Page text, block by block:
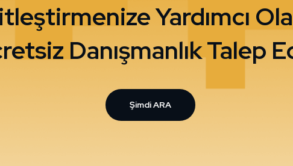
Yardımcı
Danışmanlık Talep
Şimdi ARA